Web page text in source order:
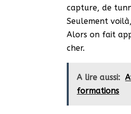
capture, de
Seulement
Alors on fait
cher.
A lire aussi:
formations